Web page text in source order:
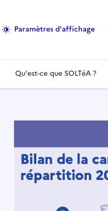
Paramètres d'affichage
Qu'est-ce que SOLTéA ?